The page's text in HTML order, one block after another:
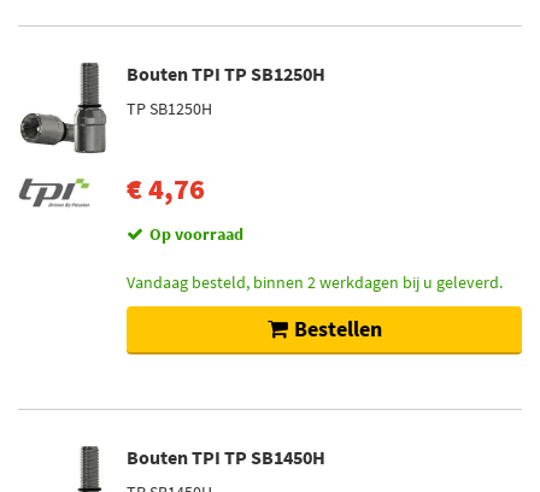
Bouten TPI TP SB1250H
TP SB1250H
€ 4,76
Op voorraad
Vandaag besteld, binnen 2 werkdagen bij u geleverd.
Bestellen
Bouten TPI TP SB1450H